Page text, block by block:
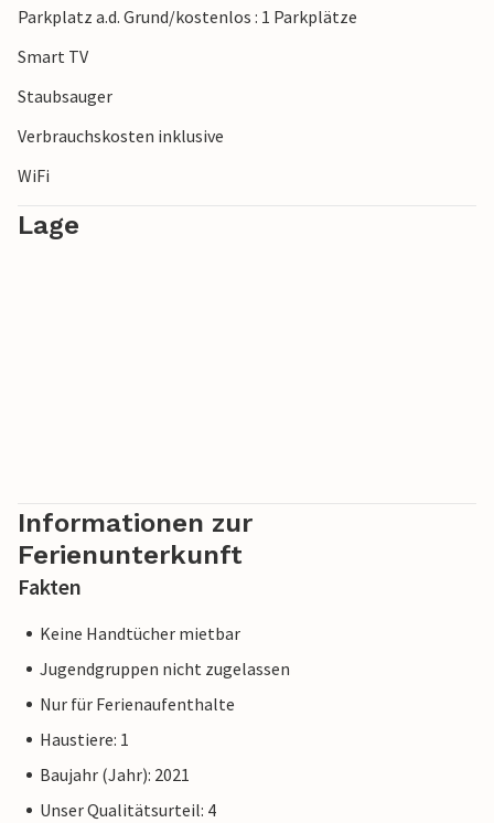
Hinweis: Aufgrund örtlicher Vorschriften darf diese
werden. Aufenthalte aus beruflichen oder geschäftlichen
Gründen sind nicht gestattet.
Parkplatz a.d. Grund/kostenlos : 1 Parkplätze
Smart TV
Staubsauger
Verbrauchskosten inklusive
WiFi
Lage
Informationen zur
Ferienunterkunft
Fakten
Keine Handtücher mietbar
Jugendgruppen nicht zugelassen
Nur für Ferienaufenthalte
Haustiere: 1
Baujahr (Jahr): 2021
Unser Qualitätsurteil: 4